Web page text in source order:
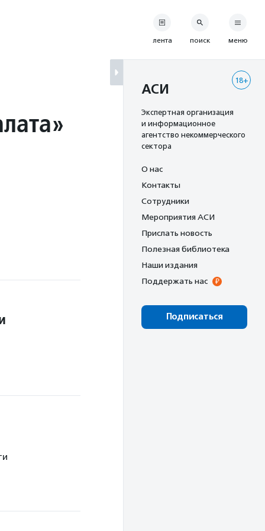
лента поиск меню
18+
АСИ
Экспертная организация
и информационное
агентство некоммерческого
сектора
О нас
Контакты
Сотрудники
Мероприятия АСИ
Прислать новость
Полезная библиотека
Наши издания
Поддержать нас
Подписаться